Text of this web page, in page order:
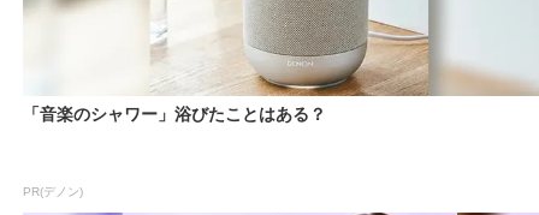
「音楽のシャワー」浴びたことはある？
PR(デノン)